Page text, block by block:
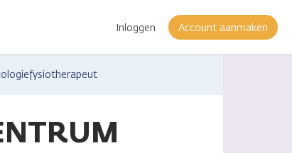
Inloggen Account aanmaken